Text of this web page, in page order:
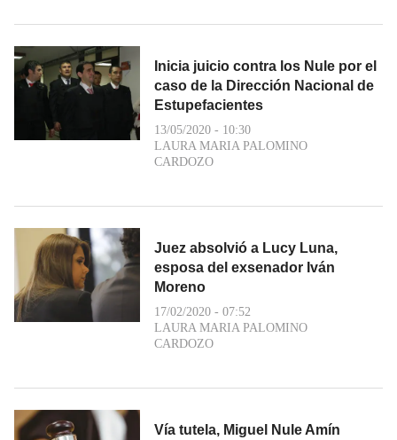
Inicia juicio contra los Nule por el
caso de la Dirección Nacional de
Estupefacientes
13/05/2020 - 10:30
LAURA MARIA PALOMINO
CARDOZO
Juez absolvió a Lucy Luna,
esposa del exsenador Iván
Moreno
17/02/2020 - 07:52
LAURA MARIA PALOMINO
CARDOZO
Vía tutela, Miguel Nule Amín